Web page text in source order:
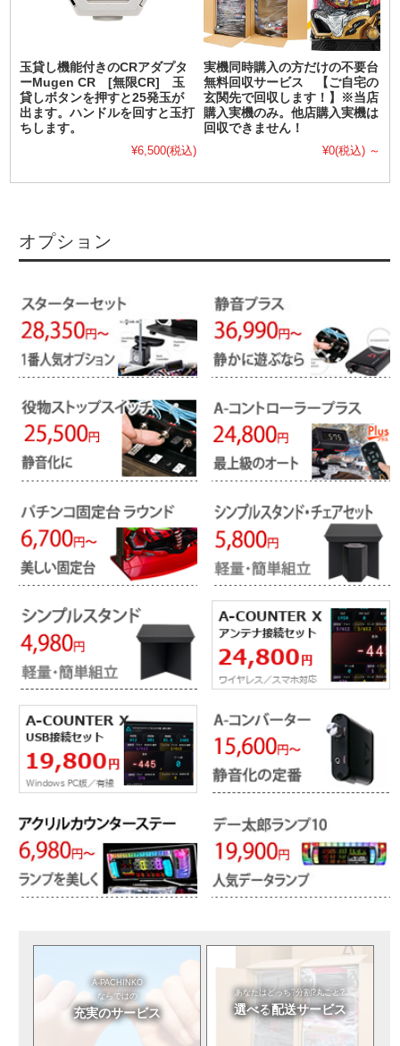
玉貸し機能付きのCRアダプタ
ーMugen CR [無限CR] 玉
貸しボタンを押すと25発玉が
出ます。ハンドルを回すと玉打
ちします。
¥6,500(税込)
実機同時購入の方だけの不要台
無料回収サービス 【ご自宅の
玄関先で回収します！】※当店
購入実機のみ。他店購入実機は
回収できません！
¥0(税込) ～
オプション
A-PACHINKO
ならではの
充実のサービス
あなたはどっち?分割?丸ごと?
選べる配送サービス